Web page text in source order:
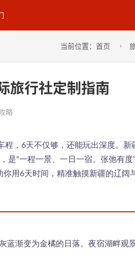
当前位置： 首页 
旅行社定制指南
略
，6天不仅够，还能玩出深度。新
是“一程一景、一日一宿、张弛有度
用6天时间，精准触摸新疆的辽阔
蓝渐变为金橘的日落。夜宿湖畔观